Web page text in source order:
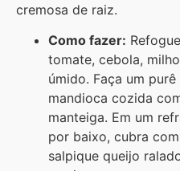
cremosa de raiz.
Como fazer:
tomate, cebola,
úmido. Faça um
mandioca cozida
manteiga. Em um
por baixo, cubra
salpique queijo